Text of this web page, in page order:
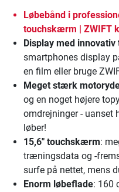
Løbebånd i
touchskærm | ZWIFT
Display med
smartphones display
en film eller bruge
Meget stærk
og en noget højere
omdrejninger - uanset
løber!
15,6" touchskærm:
træningsdata og -
surfe på nettet, mens
Enorm løbeflade: 160